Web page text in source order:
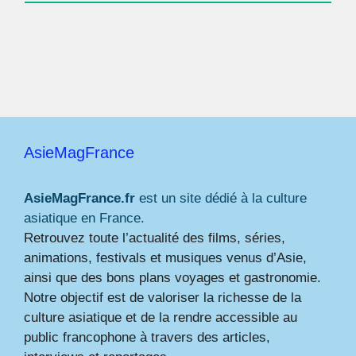
AsieMagFrance
AsieMagFrance.fr est un site dédié à la culture
asiatique en France.
Retrouvez toute l’actualité des films, séries,
animations, festivals et musiques venus d’Asie,
ainsi que des bons plans voyages et gastronomie.
Notre objectif est de valoriser la richesse de la
culture asiatique et de la rendre accessible au
public francophone à travers des articles,